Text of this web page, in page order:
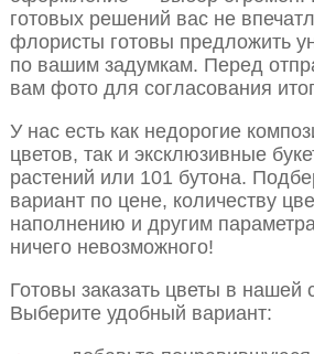
готовых решений вас не
флористы готовы предложить
по вашим задумкам. Перед
вам фото для согласования
У нас есть как недорогие
цветов, так и эксклюзивные
растений или 101 бутона.
вариант по цене, количеству
наполнению и другим
ничего невозможного!
Готовы заказать цветы в нашей
Выберите удобный вариант: